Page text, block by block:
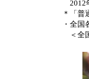
2012年
＊「普
・全国
＜全国